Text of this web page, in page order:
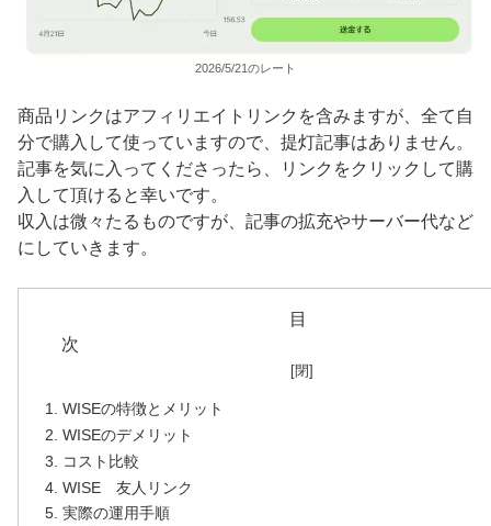
2026/5/21のレート
商品リンクはアフィリエイトリンクを含みますが、全て自
分で購入して使っていますので、提灯記事はありません。
記事を気に入ってくださったら、リンクをクリックして購
入して頂けると幸いです。
収入は微々たるものですが、記事の拡充やサーバー代など
にしていきます。
目
WISEの特徴とメリット
WISEのデメリット
コスト比較
WISE 友人リンク
実際の運用手順